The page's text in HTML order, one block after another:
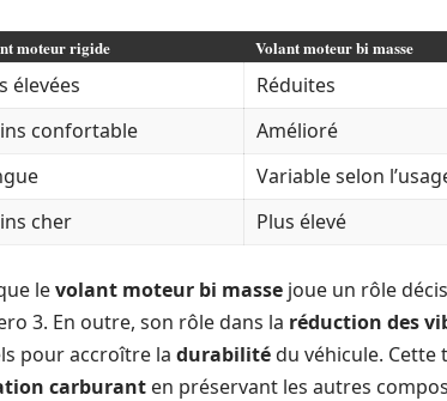
moteur rigide Volant moteur bi masse
élevées
Réduites
confortable
Amélioré
Variable selon
cher Plus élevé
levolant moteur bi masse joue un rôle
3. En outre, son rôle dans la réduction des
pour accroître la durabilitédu véhicule. Cette
carburant en préservant les autres